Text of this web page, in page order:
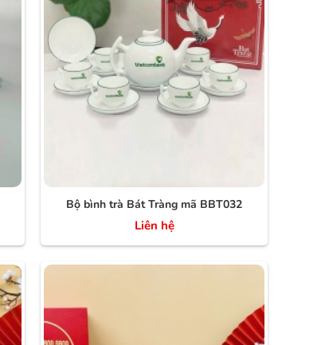
Bộ bình trà Bát Tràng mã BBT032
Liên hệ